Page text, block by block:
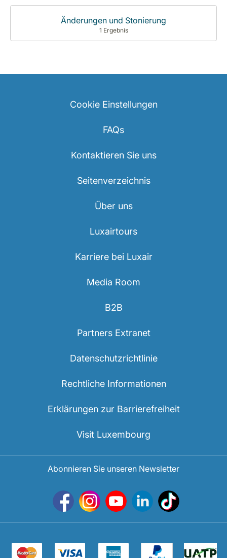
Änderungen und Stonierung
1 Ergebnis
Cookie Einstellungen
FAQs
Kontaktieren Sie uns
Seitenverzeichnis
Über uns
Luxairtours
Karriere bei Luxair
Media Room
B2B
Partners Extranet
Datenschutzrichtlinie
Rechtliche Informationen
Erklärungen zur Barrierefreiheit
Visit Luxembourg
Abonnieren Sie unseren Newsletter